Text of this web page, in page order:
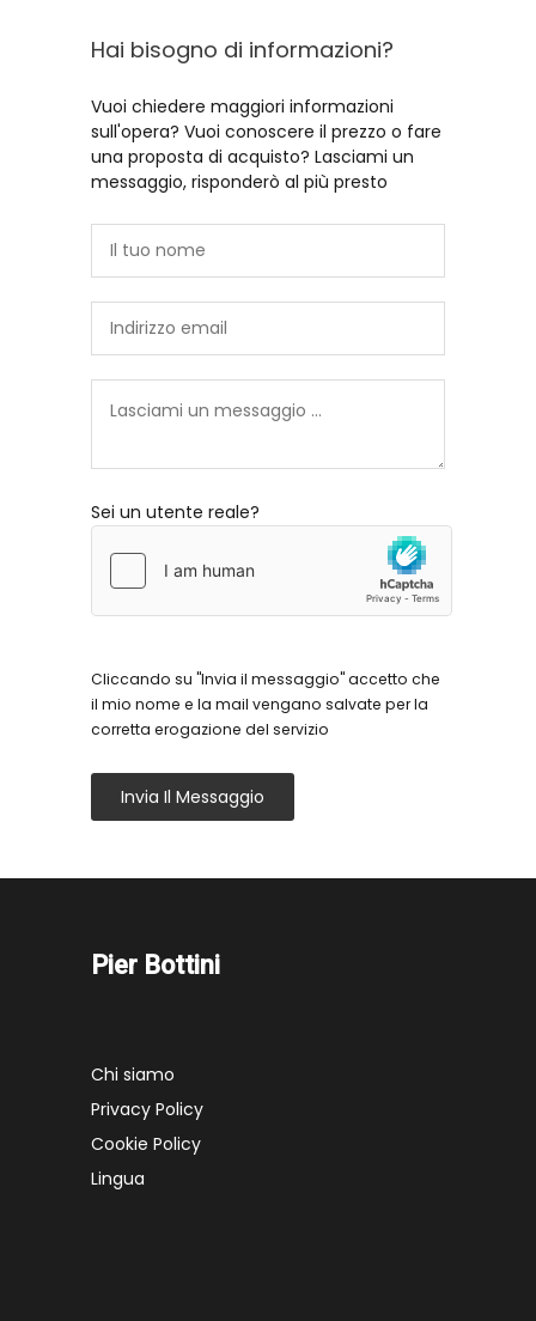
Hai bisogno di informazioni?
Vuoi chiedere maggiori informazioni
sull'opera? Vuoi conoscere il prezzo o fare
una proposta di acquisto? Lasciami un
messaggio, risponderò al più presto
Sei un utente reale?
Cliccando su "Invia il messaggio" accetto che
il mio nome e la mail vengano salvate per la
corretta erogazione del servizio
Invia Il Messaggio
Pier Bottini
Chi siamo
Privacy Policy
Cookie Policy
Lingua